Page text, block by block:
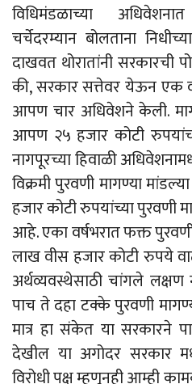
विधिमंडळाच्या
चर्चेदरम्यान बोलताना
दाखवत थोरातांनी
की, सरकार सत्तेवर येऊन एक
आपण चार अधिवेशने केली.
आपण २५ हजार कोटी
नागपूरच्या हिवाळी
विक्रमी पुरवणी मागण्या
हजार कोटी रुपयांच्या पुरवणी
आहे. एका वर्षभरात फक्त
लाख वीस हजार कोटी रुपये
अर्थव्यवस्थेसाठी चांगले
पाच ते दहा टक्के पुरवणी
मात्र हा संकेत या सरकारने
देखील या अगोदर सरकार